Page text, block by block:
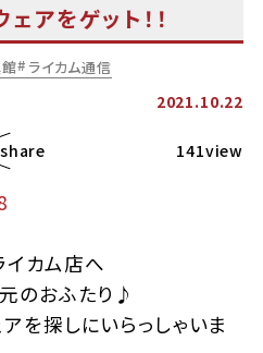
アをゲット！！
ライカム通信
2021.10.22
share 141view
イカム店へ
のおふたり♪
を探しにいらっしゃいま